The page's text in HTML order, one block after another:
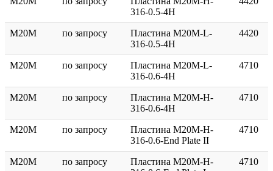
316-0.5-4H
M20M по запросу
Пластина M20M-L-
316-0.5-4H
4420
M20M по запросу
Пластина M20M-L-
316-0.6-4H
4710
M20M по запросу
Пластина M20M-H-
316-0.6-4H
4710
M20M по запросу
Пластина M20M-H-
316-0.6-End Plate II
4710
M20M по запросу
Пластина M20M-H-
4710